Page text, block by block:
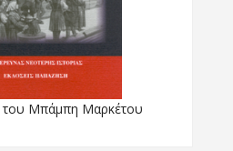
του Μπάμπη Μαρκέτου